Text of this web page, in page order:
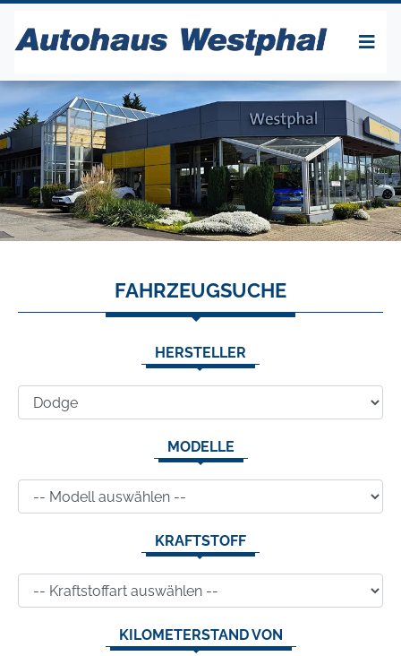
FAHRZEUGSUCHE
HERSTELLER
MODELLE
KRAFTSTOFF
KILOMETERSTAND VON